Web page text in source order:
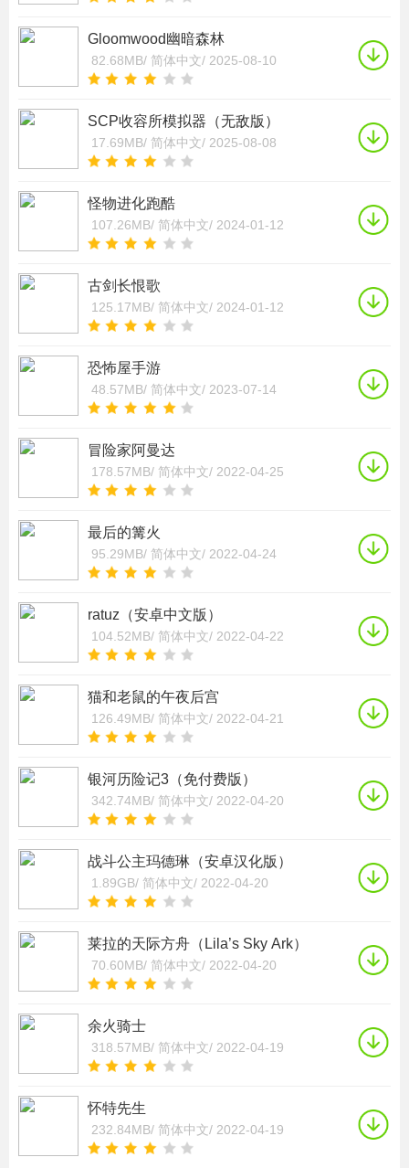
Gloomwood幽暗森林
82.68MB/ 简体中文/ 2025-08-10
SCP收容所模拟器（无敌版）
17.69MB/ 简体中文/ 2025-08-08
怪物进化跑酷
107.26MB/ 简体中文/ 2024-01-12
古剑长恨歌
125.17MB/ 简体中文/ 2024-01-12
恐怖屋手游
48.57MB/ 简体中文/ 2023-07-14
冒险家阿曼达
178.57MB/ 简体中文/ 2022-04-25
最后的篝火
95.29MB/ 简体中文/ 2022-04-24
ratuz（安卓中文版）
104.52MB/ 简体中文/ 2022-04-22
猫和老鼠的午夜后宫
126.49MB/ 简体中文/ 2022-04-21
银河历险记3（免付费版）
342.74MB/ 简体中文/ 2022-04-20
战斗公主玛德琳（安卓汉化版）
1.89GB/ 简体中文/ 2022-04-20
莱拉的天际方舟（Lila’s Sky Ark）
70.60MB/ 简体中文/ 2022-04-20
余火骑士
318.57MB/ 简体中文/ 2022-04-19
怀特先生
232.84MB/ 简体中文/ 2022-04-19